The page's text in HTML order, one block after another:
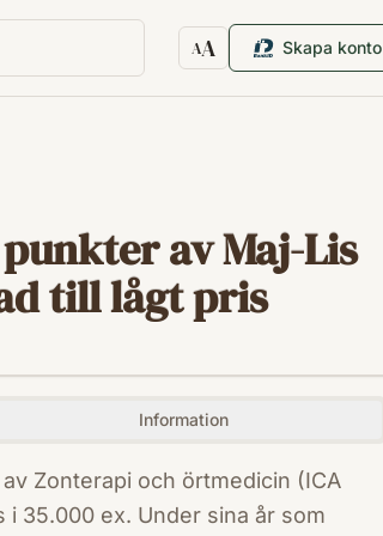
AA
Textstorlek
Skapa konto
av Maj-Lis
till lågt pris
Information
Zonterapi och örtmedicin (ICA
35.000 ex. Under sina år som